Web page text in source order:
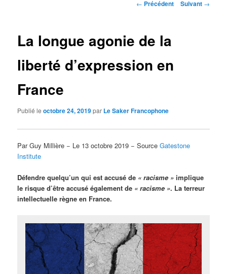
Navigation
← Précédent Suivant →
La longue agonie de la
liberté d’expression en
France
Publié leoctobre 24, 2019par Le Saker Francophone
Par Guy Millière − Le 13 octobre 2019 − SourceGatestone
Institute
Défendre quelqu’un qui est accusé de « racisme » implique
le risque d’être accusé également de « racisme ». La terreur
intellectuelle règne en France.